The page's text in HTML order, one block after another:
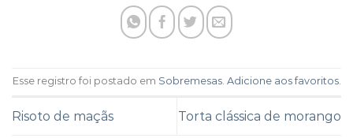
Esse registro foi postado em Sobremesas. Adicione aos favoritos.
Risoto de maçãs Torta clássica de morango